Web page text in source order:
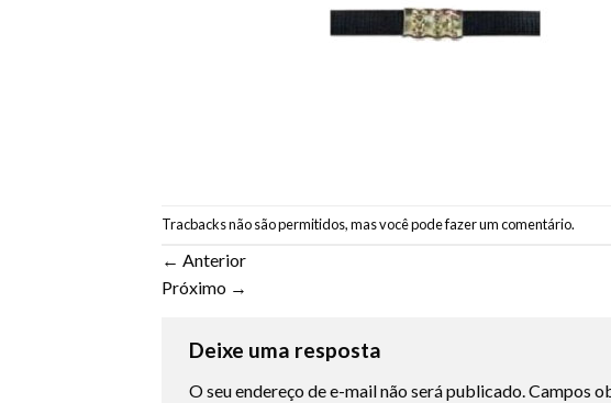
Tracbacks não são permitidos, mas você podefazer um comentário.
← Anterior
Próximo →
Deixe uma resposta
O seu endereço de e-mail não será publicado.Campos